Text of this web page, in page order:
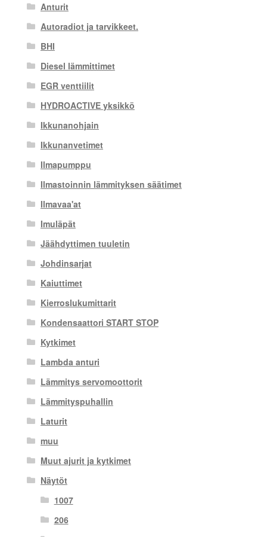
Anturit
Autoradiot ja tarvikkeet.
BHI
Diesel lämmittimet
EGR venttiilit
HYDROACTIVE yksikkö
Ikkunanohjain
Ikkunanvetimet
Ilmapumppu
Ilmastoinnin lämmityksen säätimet
Ilmavaa'at
Imuläpät
Jäähdyttimen tuuletin
Johdinsarjat
Kaiuttimet
Kierroslukumittarit
Kondensaattori START STOP
Kytkimet
Lambda anturi
Lämmitys servomoottorit
Lämmityspuhallin
Laturit
muu
Muut ajurit ja kytkimet
Näytöt
1007
206